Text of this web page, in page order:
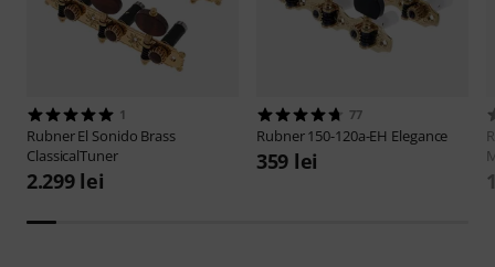
1
RubnerEl Sonido Brass
ClassicalTuner
2.299 lei
77
Rubner150-120a-EH Elegance
359 lei